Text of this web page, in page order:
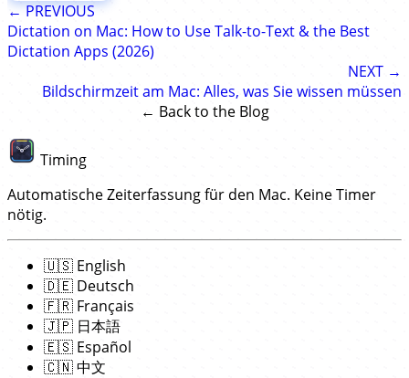
← PREVIOUS
Dictation on Mac: How to Use Talk-to-Text & the Best
Dictation Apps (2026)
NEXT →
Bildschirmzeit am Mac: Alles, was Sie wissen müssen
← Back to the Blog
Timing
Automatische Zeiterfassung für den Mac. Keine Timer
nötig.
🇺🇸 English
🇩🇪 Deutsch
🇫🇷 Français
🇯🇵 日本語
🇪🇸 Español
🇨🇳中文